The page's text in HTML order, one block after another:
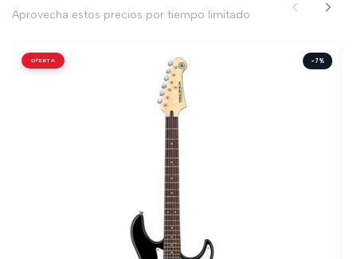
Aprovecha estos precios por tiempo limitado
OFERTA -7%